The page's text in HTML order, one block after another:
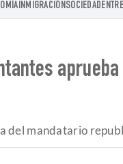
INMIGRACIÓNSOCIEDAD
del mandatario